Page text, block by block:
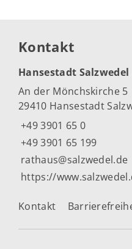
Kontakt
Hansestadt Salzwedel
An der Mönchskirche 5
29410 Hansestadt
+49 3901 65 0
+49 3901 65 199
rathaus@salzwedel.de
https://
Kontakt